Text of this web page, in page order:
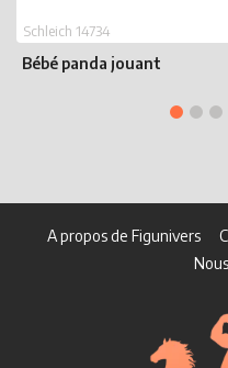
Bébé panda jouant
Schleich 14734
A propos de Figunivers